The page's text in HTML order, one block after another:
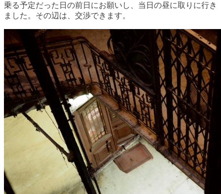
乗る予定だった日の前日にお願いし、当日の昼に取りに行き
ました。その辺は、交渉できます。